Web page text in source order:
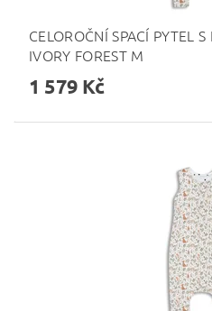
CELOROČNÍ SPACÍ PYTEL
IVORY FOREST M
1 579 Kč